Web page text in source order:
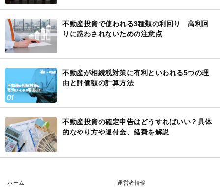
不動産投資で使われる3種類の利回り 高利回
りに惑わされないための注意点
不動産が相続税対策に有利といわれる5つの理
由と評価額の計算方法
不動産投資の確定申告はどうすればいい？具体
的なやり方や還付金、経費を解説
ホーム 運営者情報